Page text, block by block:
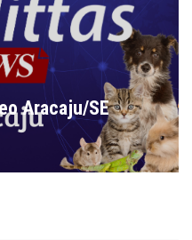
Aracaju/SE